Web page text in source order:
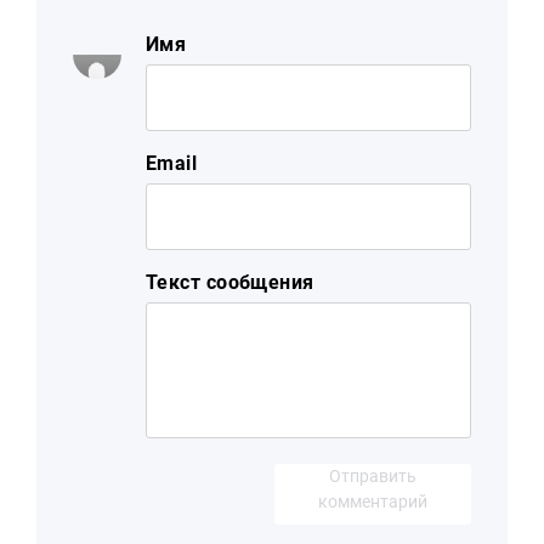
Имя
Email
Текст сообщения
Отправить
комментарий